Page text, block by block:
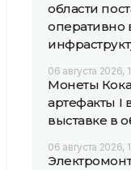
области
оперативно
06 августа 2026,
Монеты
артефакты I
выставке в
06 августа 2026,